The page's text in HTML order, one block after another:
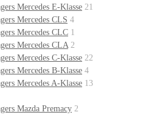
Mercedes E-Klasse 21
Mercedes CLS 4
Mercedes CLC 1
Mercedes CLA 2
Mercedes C-Klasse 22
Mercedes B-Klasse 4
Mercedes A-Klasse 13
Mazda Premacy 2